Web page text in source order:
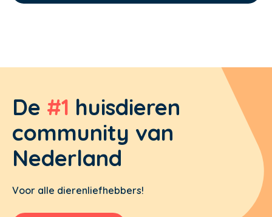
De #1 huisdieren
community van
Nederland
Voor alle dierenliefhebbers!